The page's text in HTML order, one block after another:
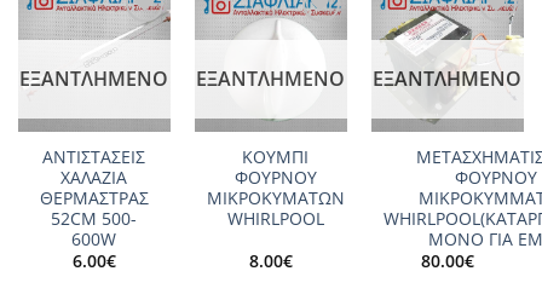
Add to
wishlist
ΕΞΑΝΤΛΗΜΈΝΟ
ΑΝΤΙΣΤΑΣΕΙΣ
ΧΑΛΑΖΙΑ
ΘΕΡΜΑΣΤΡΑΣ
52CM 500-
600W
6.00€
Add to
ΕΞΑΝΤΛΗΜΈΝΟ
ΚΟΥΜΠΙ
ΦΟΥΡΝΟΥ
ΜΙΚΡΟΚΥΜΑΤΩΝ
WHIRLPOOL
8.00€
Add to
wishlist
ΕΞΑΝΤΛΗΜΈΝΟ
ΦΟΥΡΝΟΥ
ΜΟΝΟ ΓΙΑ
80.00€